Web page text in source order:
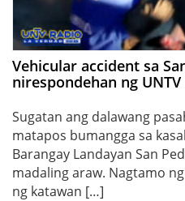
Vehicular accident sa
nirespondehan ng
Sugatan ang dalawang
matapos bumangga sa
Barangay Landayan San
madaling araw. Nagtamo
ng katawan […]